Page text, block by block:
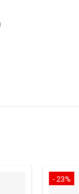
- 23%